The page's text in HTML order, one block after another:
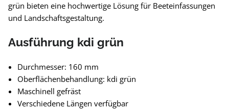
grün bieten eine hochwertige Lösung für Beeteinfassungen
und Landschaftsgestaltung.
Ausführung kdi grün
Durchmesser: 160 mm
Oberflächenbehandlung: kdi grün
Maschinell gefräst
Verschiedene Längen verfügbar